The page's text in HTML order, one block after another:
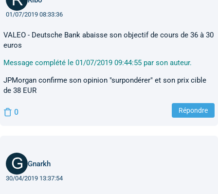
01/07/2019 08:33:36
VALEO - Deutsche Bank abaisse son objectif de cours de 36 à 30
euros
Message complété le 01/07/2019 09:44:55 par son auteur.
JPMorgan confirme son opinion "surpondérer" et son prix cible
de 38 EUR
0 Répondre
Gnarkh
30/04/2019 13:37:54